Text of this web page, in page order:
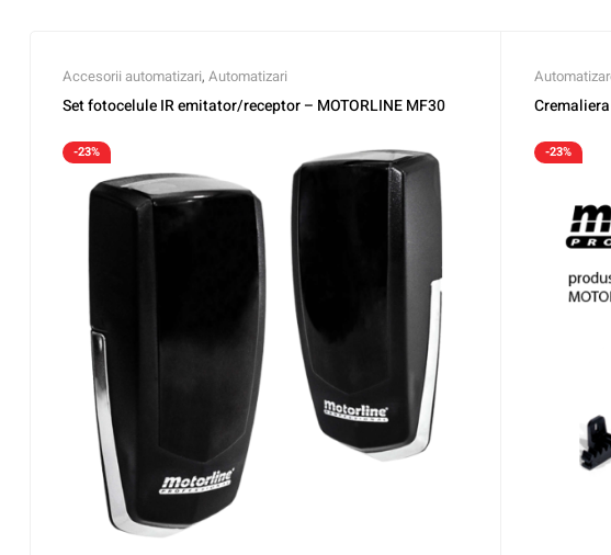
Accesorii automatizari, Automatizari
Set fotocelule IR emitator/receptor – MOTORLINE MF30
-23% -23%